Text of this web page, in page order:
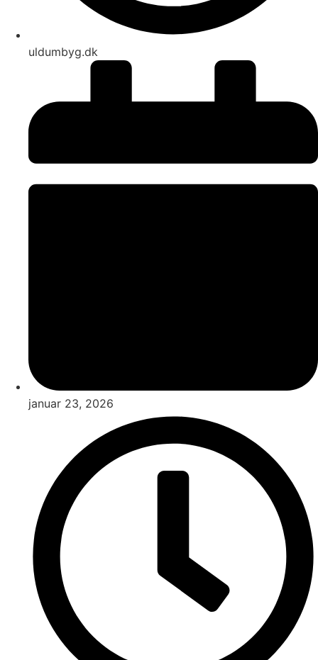
uldumbyg.dk
januar 23, 2026